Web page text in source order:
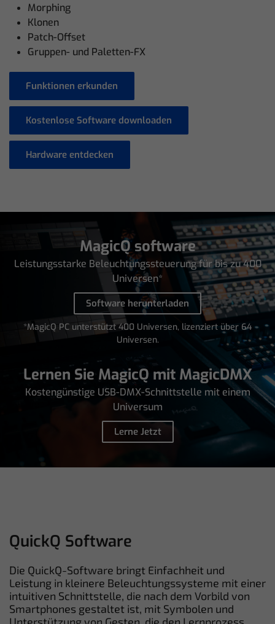
Morphing
Klonen
Patch-Offset
Gruppen- und Paletten-FX
Funktionen erkunden
Kostenlose Software downloaden
Hardware entdecken
MagicQ software
Leistungsstarke Beleuchtungssteuerung für bis zu 400
Universen*
Software herunterladen
*MagicQ PC unterstützt 400 Universen, lizenziert über 64
Universen.
Lernen Sie MagicQ mit MagicDMX
Kostengünstige USB-DMX-Schnittstelle mit einem
Universum
Lerne Jetzt
QuickQ Software
Die QuickQ-Software bringt Einfachheit und
Leistung in kleinere Beleuchtungssysteme mit einer
intuitiven Schnittstelle, die nach dem Vorbild von
Smartphones gestaltet ist, mit Symbolen und